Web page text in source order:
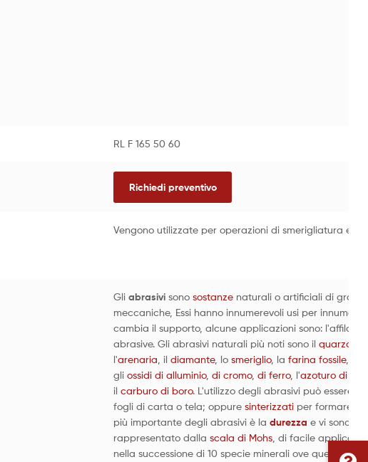
RL F 165 50 60
Richiedi preventivo
Vengono utilizzate per operazioni di smerigliatura e
Gli abrasivisono sostanzenaturali o artificiali di
meccaniche, Essi hanno innumerevoli usi per
cambia il supporto, alcune applicazioni sono:
abrasive. Gli abrasivi naturali più noti sono il quarzo
l'arenaria, il diamante, lo smeriglio, la farina fossile, il
gli ossidi di alluminio, di cromo, di ferro, l'azoturo di
il carburo di boro. L'utilizzo degli abrasivi può essere
fogli di carta o tela; oppure sinterizzatiper formare
più importante degli abrasivi è la durezza e vi sono
rappresentato dalla scala di Mohs, di facile
nella successione di 10 specie minerali ove quello che